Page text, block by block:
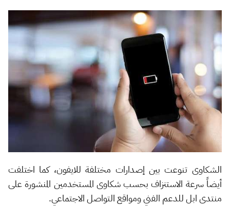
الشكاوى تنوعت بين إصدارات مختلفة للايفون، كما اختلفت
أيضاً سرعة الاستنزاف بحسب شكاوى المستخدمين المنشورة على
منتدى ابل للدعم الفني ومواقع التواصل الاجتماعي.